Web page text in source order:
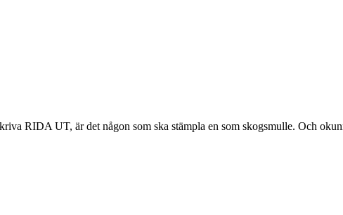
RIDA UT, är det någon som ska stämpla en som skogsmulle. Och